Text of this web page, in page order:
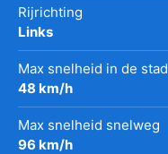
Rijrichting
Links
Max snelheid in de stad
48 km/h
Max snelheid snelweg
96 km/h